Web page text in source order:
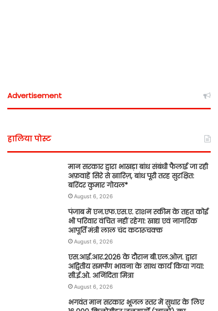
Advertisement
हालिया पोस्ट
मान सरकार द्वारा भाखड़ा बांध संबंधी फैलाई जा रही
अफ़वाहें सिरे से खारिज़, बांध पूरी तरह सुरक्षित:
बरिंदर कुमार गोयल*
August 6, 2026
पंजाब में एन.एफ.एस.ए. राशन स्कीम के तहत कोई
भी परिवार वंचित नहीं रहेगा: खाद्य एवं नागरिक
आपूर्ति मंत्री लाल चंद कटारूचक्क
August 6, 2026
एस.आई.आर.2026 के दौरान बी.एल.ओज़. द्वारा
अद्वितीय समर्पण भावना के साथ कार्य किया गया:
सी.ई.ओ. अनिंदिता मित्रा
August 6, 2026
भगवंत मान सरकार भूजल स्तर में सुधार के लिए